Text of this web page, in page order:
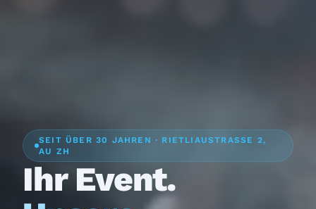
SEIT ÜBER 30 JAHREN · RIETLIAUSTRASSE 2,
AU ZH
Ihr Event.